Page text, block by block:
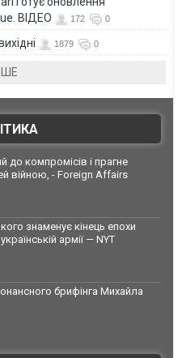
ВІДЕО
172 0
1879 0
до компромісів і прагне
війною, - Foreign Affairs
знаменує кінець епохи
армії — NYT
брифінга Михайла